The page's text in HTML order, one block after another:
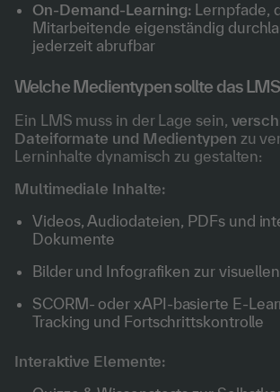
On-Demand-Learning: Lernpfade,
Mitarbeitende eigenständig
jederzeit abrufbar
Welche Medientypen sollte das
Ein LMS muss in der Lage sein,
Dateiformate und Medientypen zu
Lerninhalte dynamisch zu gestalten:
Multimediale Inhalte:
Videos, Audiodateien, PDFs und
Dokumente
Bilder und Infografiken zur
SCORM- oder xAPI-basierte E-
Tracking und Fortschrittskontrolle
Interaktive Elemente: